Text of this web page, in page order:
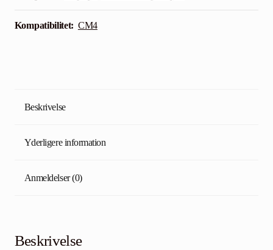
Module
Kompatibilitet: CM4
Beskrivelse
Yderligere information
Anmeldelser (0)
Beskrivelse